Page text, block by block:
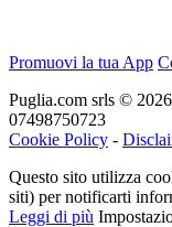
Promuovi la tua App
Puglia.com srls ©
07498750723
Cookie Policy -
Questo sito utilizza
siti) per notificarti
Leggi di più